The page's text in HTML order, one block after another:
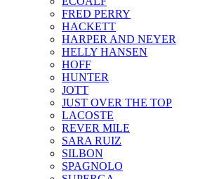
FRED PERRY
HACKETT
HARPER AND NEYER
HELLY HANSEN
HOFF
HUNTER
JOTT
JUST OVER THE TOP
LACOSTE
REVER MILE
SARA RUIZ
SILBON
SPAGNOLO